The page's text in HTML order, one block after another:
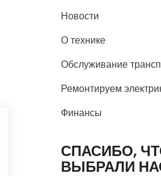
Новости
О технике
Обслуживание
Ремонтируем
Финансы
СПАСИБО,
ВЫБРАЛИ